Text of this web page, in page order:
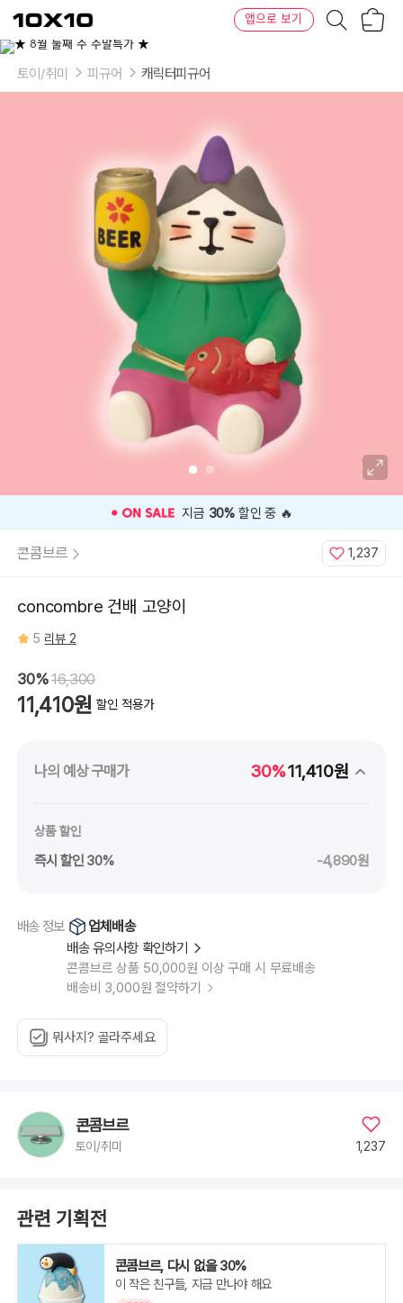
텐
바
텐
앱으로 보기
토이/취미 피규어 캐릭터피규어
⭐️ 고객 평점5 인기 상품 ⭐️
콘콤브르 1,237
concombre 건배 고양이
5 리뷰 2
30%16,300
11,410원 할인 적용가
나의 예상 구매가 30%11,410원
상품 할인
즉시 할인 30% -4,890원
배송 정보
업체배송
배송 유의사항 확인하기
콘콤브르 상품 50,000원 이상 구매 시 무료배송
배송비 3,000원 절약하기
뭐사지? 골라주세요
콘콤브르
토이/취미 1,237
관련 기획전
콘콤브르, 다시 없을 30%
이 작은 친구들, 지금 만나야 해요